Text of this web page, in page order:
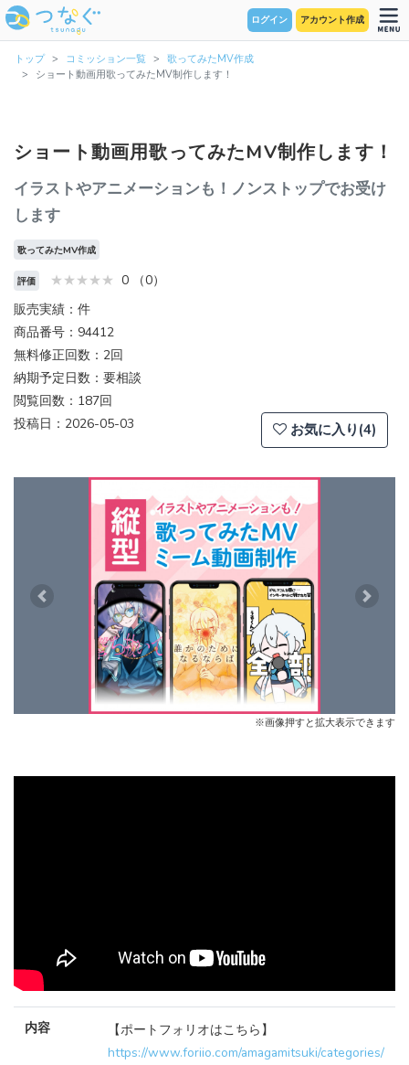
ログイン アカウント作成
トップ コミッション一覧
歌ってみたMV作成
ショート動画用歌ってみたMV制作します！
ショート動画用歌ってみたMV制作します！
イラストやアニメーションも！ノンストップでお受け
します
歌ってみたMV作成
評価
0 （0）
販売実績：件
商品番号：94412
無料修正回数：2回
納期予定日数：要相談
閲覧回数：187回
投稿日：2026-05-03
お気に入り(4)
Previous Next
※画像押すと拡大表示できます
内容
【ポートフォリオはこちら】
https://www.foriio.com/amagamitsuki/categories/